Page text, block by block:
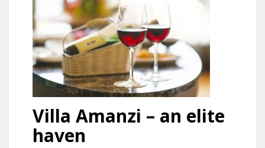
Villa Amanzi – an elite
haven